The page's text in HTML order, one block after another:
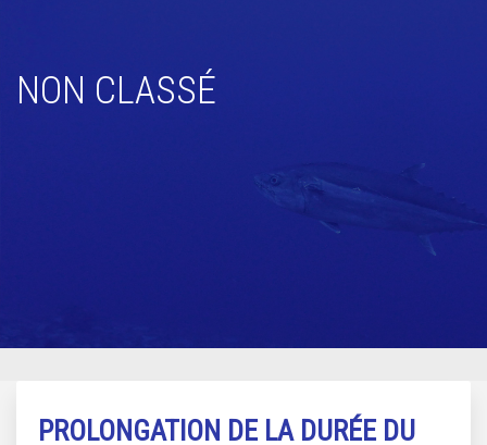
NON CLASSÉ
PROLONGATION DE LA DURÉE DU